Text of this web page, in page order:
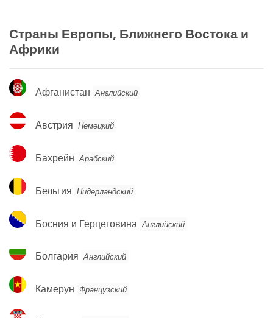
Страны Европы, Ближнего Востока и
Африки
Афганистан
Афганистан Английский
Австрия
Австрия Немецкий
Бахрейн
Бахрейн Арабский
Бельгия
Бельгия Нидерландский
Босния
и
Босния и Герцеговина Английский
Болгария
Болгария Английский
Камерун
Камерун Французский
Хорватия